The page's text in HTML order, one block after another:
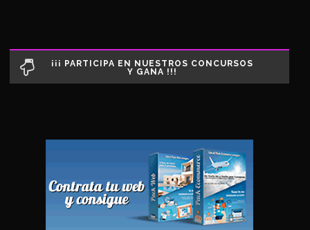
¡¡¡ PARTICIPA EN NUESTROS CONCURSOS
Y GANA !!!